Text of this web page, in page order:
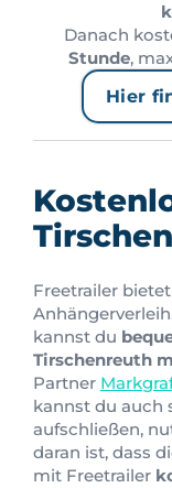
Danach
Stunde,
Hier
Freetrailer
kannst du
Tirschenreuth
Partner
kannst du auch
aufschließen,
daran ist, dass
mit Freetrailer